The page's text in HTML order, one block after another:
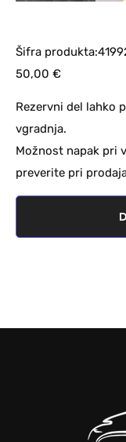
Šifra
50,00 €
Rezervni del lahko
vgradnja.
Možnost napak pri
preverite pri